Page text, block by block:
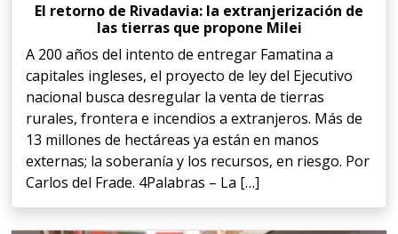
El retorno de Rivadavia: la extranjerización de
las tierras que propone Milei
A 200 años del intento de entregar Famatina a
capitales ingleses, el proyecto de ley del Ejecutivo
nacional busca desregular la venta de tierras
rurales, frontera e incendios a extranjeros. Más de
13 millones de hectáreas ya están en manos
externas; la soberanía y los recursos, en riesgo. Por
Carlos del Frade. 4Palabras – La […]